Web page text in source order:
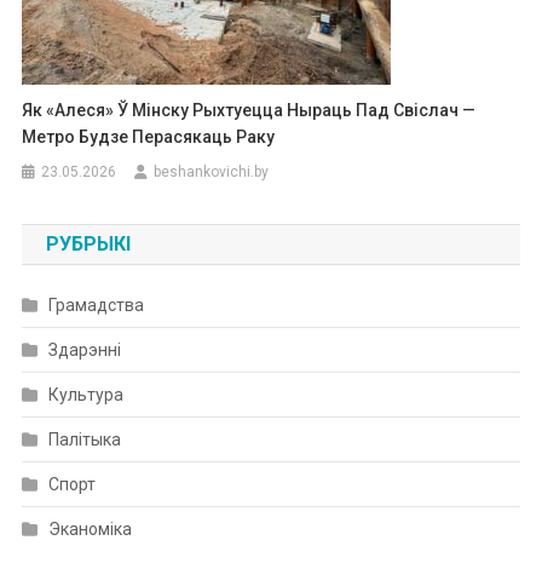
Як «Алеся» Ў Мінску Рыхтуецца Ныраць Пад Свіслач —
Метро Будзе Перасякаць Раку
23.05.2026 beshankovichi.by
РУБРЫКІ
Грамадства
Здарэнні
Культура
Палітыка
Спорт
Эканоміка